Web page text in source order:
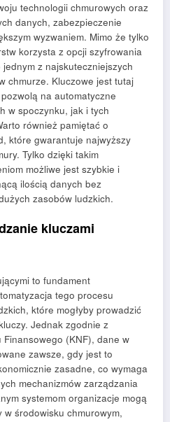
technologii chmurowych oraz
danych, zabezpieczenie
wyzwaniem. Mimo że tylko
korzysta z opcji szyfrowania
z najskuteczniejszych
chmurze. Kluczowe jest tutaj
na automatyczne
w spoczynku, jak i tych
również pamiętać o
które gwarantuje najwyższy
Tylko dzięki takim
możliwe jest szybkie i
ilością danych bez
zasobów ludzkich.
kluczami
to fundament
tego procesu
które mogłyby prowadzić
Jednak zgodnie z
(KNF), dane w
zawsze, gdy jest to
zasadne, co wymaga
mechanizmów zarządzania
systemom organizacje mogą
środowisku chmurowym,